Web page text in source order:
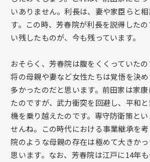
いありません。利長は、妻や家臣らと
す。この時、芳春院が利長を説得した
い残したものが、今も残っています。
おそらく、芳春院は腹をくくっていた
将の母親や妻など女性たちは覚悟を決
多かったのだと思います。前田家は家
たのですが、武力衝突を回避し、平和
機を乗り越えたのです。専守防衛策と
せんね。この時代における事業継承を
院のような母親の存在は極めて大きか
思います。なお、芳春院は江戸に14年